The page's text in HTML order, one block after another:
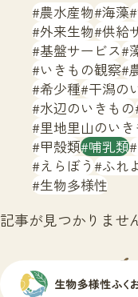
文字サイズ 小
生物多様性ふ
農水産物 海藻
外来生物 供給
基盤サービス
いきもの観察
希少種 干潟の
水辺のいきもの
里地里山のい
甲殻類 哺乳類
えらぼう ふれ
生物多様性
記事が見つかりませ